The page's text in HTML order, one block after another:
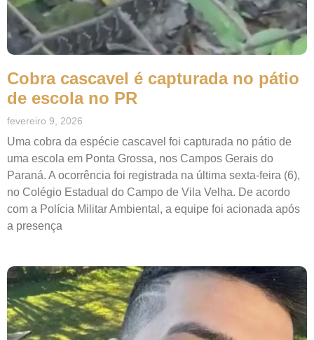
Cobra cascavel é capturada no pátio
de escola no PR
fevereiro 9, 2026
Uma cobra da espécie cascavel foi capturada no pátio de
uma escola em Ponta Grossa, nos Campos Gerais do
Paraná. A ocorrência foi registrada na última sexta-feira (6),
no Colégio Estadual do Campo de Vila Velha. De acordo
com a Polícia Militar Ambiental, a equipe foi acionada após
a presença